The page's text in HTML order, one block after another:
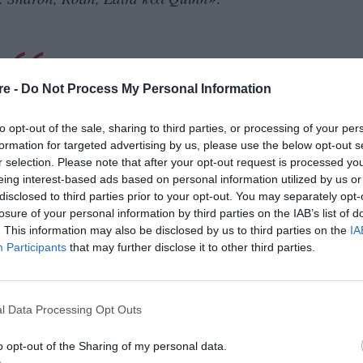
- Do Not Process My Personal Information
opt-out of the sale, sharing to third parties, or processing of your
for targeted advertising by us, please use the below opt-out
selection. Please note that after your opt-out request is processed
interest-based ads based on personal information utilized by us
to third parties prior to your opt-out. You may separately
of your personal information by third parties on the IAB’s list of
This information may also be disclosed by us to third parties on the
Participants that may further disclose it to other third parties.
Data Processing Opt Outs
opt-out of the Sharing of my personal data.
μου. Πέθανε, μετά από μια μακρά
Sharon, Roan, Laird και Quinn».
είχαν συμπρωταγωνιστήσει στη «Γρήγορη
του στη μεγάλη οθόνη το είχε κάνει
«End of the Night» (1990), σε σκηνοθεσία
ακόμα ρόλοι, και στον κινηματογράφο αλλά
«CSI: Μαϊάμι» και «Τόλμη και Γοητεία».
παιδιά της οικογένειας. Δεν είναι ο
που φεύγει από τη ζωή. Ένας ακόμα
το μωρότου από «πολυοργανική